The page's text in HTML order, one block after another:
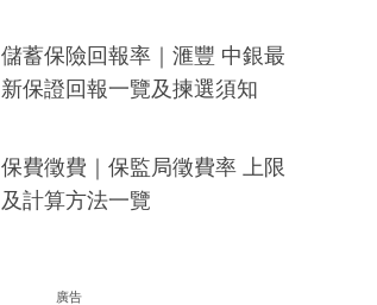
儲蓄保險回報率｜滙豐 中銀最
新保證回報一覽及揀選須知
保費徵費｜保監局徵費率 上限
及計算方法一覽
廣告